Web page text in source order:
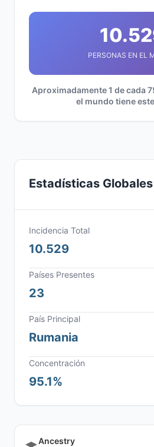
PERSONAS EN EL
Aproximadamente 1 de cada
el mundo tiene
Estadísticas Globales
Incidencia Total
10.529
Países Presentes
23
País Principal
Rumania
Concentración
95.1%
Ancestry